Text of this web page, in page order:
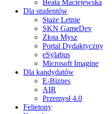
Beata Maciejewska
Dla studentów
Staże Letnie
SKN GameDev
Złota Mysz
Portal Dydaktyczny
eSylabus
Microsoft Imagine
Dla kandydatów
E-Biznes
AIR
Przemysł 4.0
Felietony